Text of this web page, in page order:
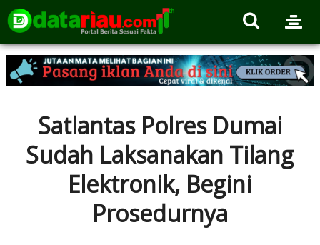
Satlantas Polres Dumai
Sudah Laksanakan Tilang
Elektronik, Begini
Prosedurnya